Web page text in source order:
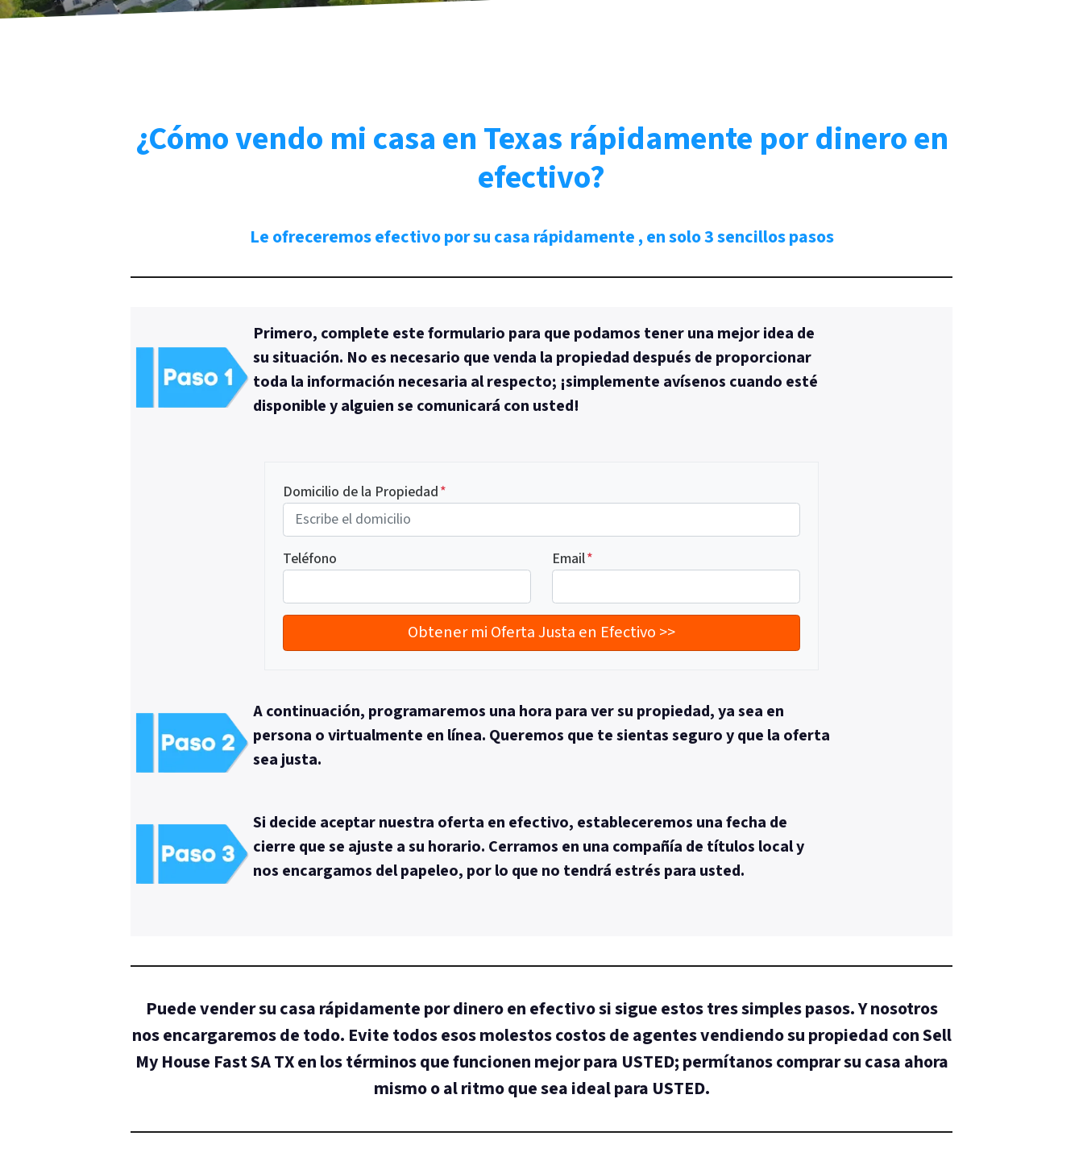
¿Cómo vendo mi casa en Texas rápidamente por dinero en
efectivo?
Le ofreceremosefectivo por su casa rápidamente, en solo 3 sencillos pasos
Primero, complete este formulario para que podamos tener una mejor idea de
su situación. No es necesario que venda la propiedad después de proporcionar
toda la información necesaria al respecto; ¡simplemente avísenos cuando esté
disponible y alguien se comunicará con usted!
Domicilio de la Propiedad*
Teléfono Email*
A continuación, programaremos una hora para ver su propiedad, ya sea en
persona o virtualmente en línea. Queremos que te sientas seguro y que la oferta
sea justa.
Si decide aceptar nuestra oferta en efectivo, estableceremos una fecha de
cierre que se ajuste a su horario. Cerramos en una compañía de títulos local y
nos encargamos del papeleo, por lo que no tendrá estrés para usted.
Puede vender su casa rápidamente por dinero en efectivo si sigue estos tres simples pasos. Y nosotros
nos encargaremos de todo. Evite todos esos molestos costos de agentes vendiendo su propiedad con Sell
My House Fast SA TX en los términos que funcionen mejor para USTED; permítanos comprar su casa ahora
mismo o al ritmo que sea ideal para USTED.